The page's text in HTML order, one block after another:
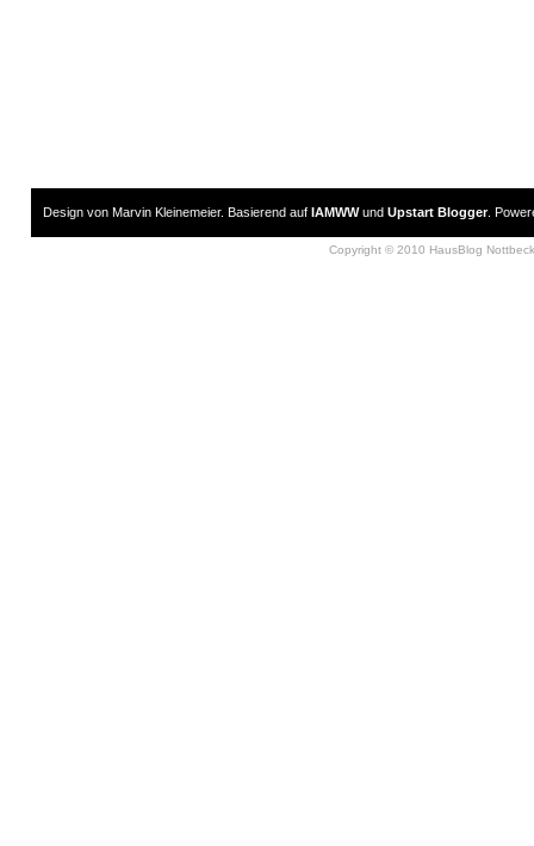
Design von Marvin Kleinemeier. Basierend auf IAMWWund Upstart Blogger.
Copyright © 2010 HausBlog